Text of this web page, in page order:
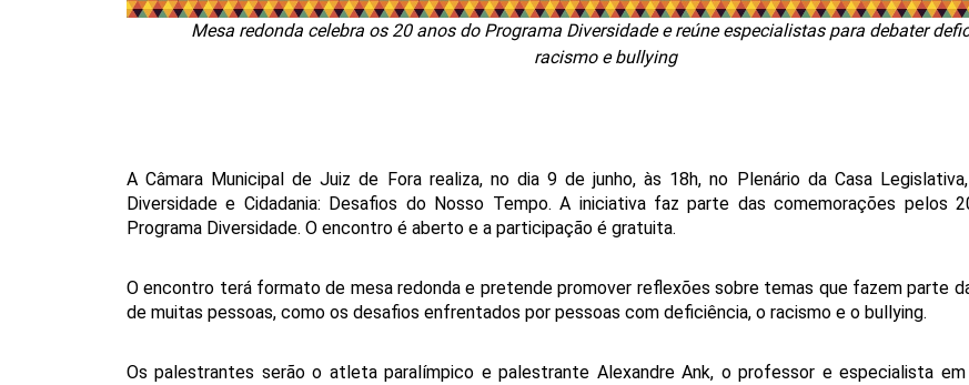
Mesa redonda celebra os 20 anos do Programa Diversidade e reúne especialistas para debater
racismo e bullying
A Câmara Municipal de Juiz de Fora realiza, no dia 9 de junho, às 18h, no Plenário da Casa
Diversidade e Cidadania: Desafios do Nosso Tempo. A iniciativa faz parte das comemorações pelos
Programa Diversidade. O encontro é aberto e a participação é gratuita.
O encontro terá formato de mesa redonda e pretende promover reflexões sobre temas que fazem parte
de muitas pessoas, como os desafios enfrentados por pessoas com deficiência, o racismo e o bullying.
Os palestrantes serão o atleta paralímpico e palestrante Alexandre Ank, o professor e especialista em